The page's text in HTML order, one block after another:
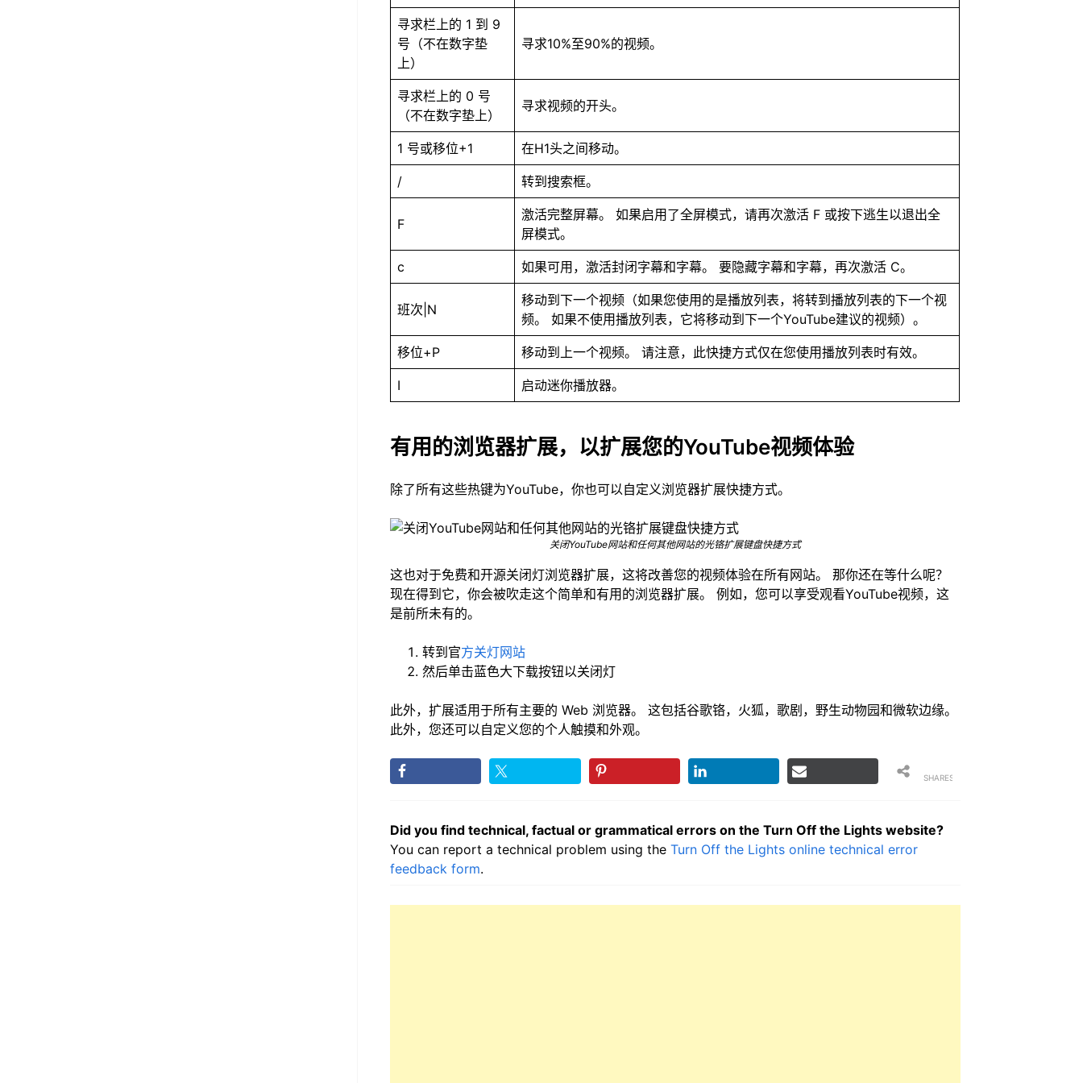
寻求栏上的 1 到 9
号（不在数字垫
上）
寻求10%至90%的视频。
寻求栏上的 0 号
（不在数字垫上）
寻求视频的开头。
1 号或移位+1 在H1头之间移动。
/ 转到搜索框。
F
激活完整屏幕。 如果启用了全屏模式，请再次激活 F 或按下逃生以退出全
屏模式。
c 如果可用，激活封闭字幕和字幕。 要隐藏字幕和字幕，再次激活 C。
班次|N
移动到下一个视频（如果您使用的是播放列表，将转到播放列表的下一个视
频。 如果不使用播放列表，它将移动到下一个YouTube建议的视频）。
移位+P 移动到上一个视频。 请注意，此快捷方式仅在您使用播放列表时有效。
Ⅰ 启动迷你播放器。
有用的浏览器扩展，以扩展您的YouTube视频体验
除了所有这些热键为YouTube，你也可以自定义浏览器扩展快捷方式。
关闭YouTube网站和任何其他网站的光铬扩展键盘快捷方式
这也对于免费和开源关闭灯浏览器扩展，这将改善您的视频体验在所有网站。 那你还在等什么呢？
现在得到它，你会被吹走这个简单和有用的浏览器扩展。 例如，您可以享受观看YouTube视频，这
是前所未有的。
转到官方关灯网站
然后单击蓝色大下载按钮以关闭灯
此外，扩展适用于所有主要的 Web 浏览器。 这包括谷歌铬，火狐，歌剧，野生动物园和微软边缘。
此外，您还可以自定义您的个人触摸和外观。
SHARES
Did you find technical, factual or grammatical errors on the Turn Off the Lights website?
You can report a technical problem using theTurn Off the Lights online technical error
feedback form.